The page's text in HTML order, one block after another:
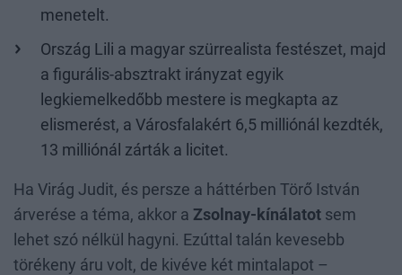
menetelt.
Ország Lili a magyar szürrealista festészet, majd
a figurális-absztrakt irányzat egyik
legkiemelkedőbb mestere is megkapta az
elismerést, a Városfalakért 6,5 milliónál kezdték,
13 milliónál zárták a licitet.
Ha Virág Judit, és persze a háttérben Törő István
árverése a téma, akkor a Zsolnay-kínálatot sem
lehet szó nélkül hagyni. Ezúttal talán kevesebb
törékeny áru volt, de kivéve két mintalapot –